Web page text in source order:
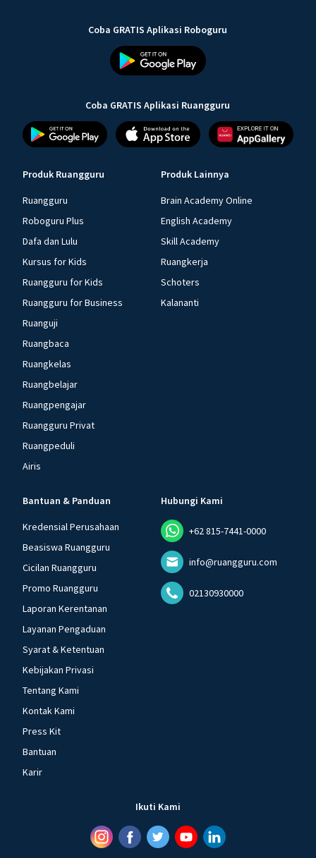
Coba GRATIS Aplikasi Roboguru
Coba GRATIS Aplikasi Ruangguru
Produk Ruangguru
Ruangguru
Roboguru Plus
Dafa dan Lulu
Kursus for Kids
Ruangguru for Kids
Ruangguru for Business
Ruanguji
Ruangbaca
Ruangkelas
Ruangbelajar
Ruangpengajar
Ruangguru Privat
Ruangpeduli
Airis
Produk Lainnya
Brain Academy Online
English Academy
Skill Academy
Ruangkerja
Schoters
Kalananti
Bantuan & Panduan
Kredensial Perusahaan
Beasiswa Ruangguru
Cicilan Ruangguru
Promo Ruangguru
Laporan Kerentanan
Layanan Pengaduan
Syarat & Ketentuan
Kebijakan Privasi
Tentang Kami
Kontak Kami
Press Kit
Bantuan
Karir
Hubungi Kami
+62 815-7441-0000
info@ruangguru.com
02130930000
Ikuti Kami